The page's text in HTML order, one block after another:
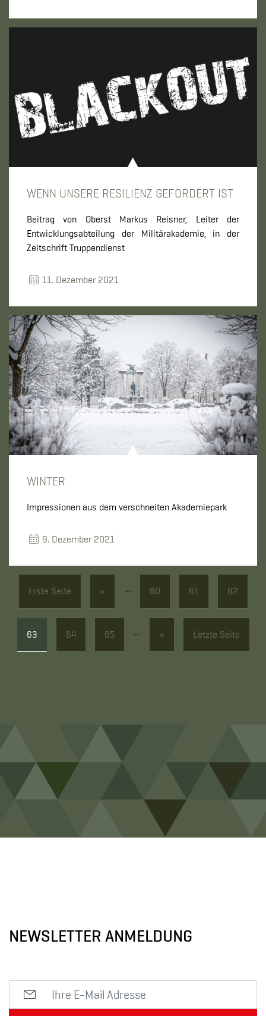
WENN UNSERE RESILIENZ GEFORDERT IST
Beitrag von Oberst Markus Reisner, Leiter der
Entwicklungsabteilung der Militärakademie, in der
Zeitschrift Truppendienst
11. Dezember 2021
WINTER
Impressionen aus dem verschneiten Akademiepark
9. Dezember 2021
Erste Seite « … 60 61 62
63 64 65 … » Letzte Seite
NEWSLETTER ANMELDUNG